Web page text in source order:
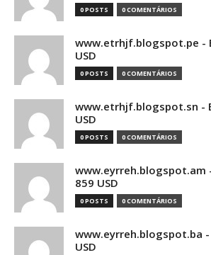
0 POSTS 0 COMENTÁRIOS
www.etrhjf.blogspot.pe -
USD
0 POSTS 0 COMENTÁRIOS
www.etrhjf.blogspot.sn -
USD
0 POSTS 0 COMENTÁRIOS
www.eyrreh.blogspot.am -
859 USD
0 POSTS 0 COMENTÁRIOS
www.eyrreh.blogspot.ba -
USD